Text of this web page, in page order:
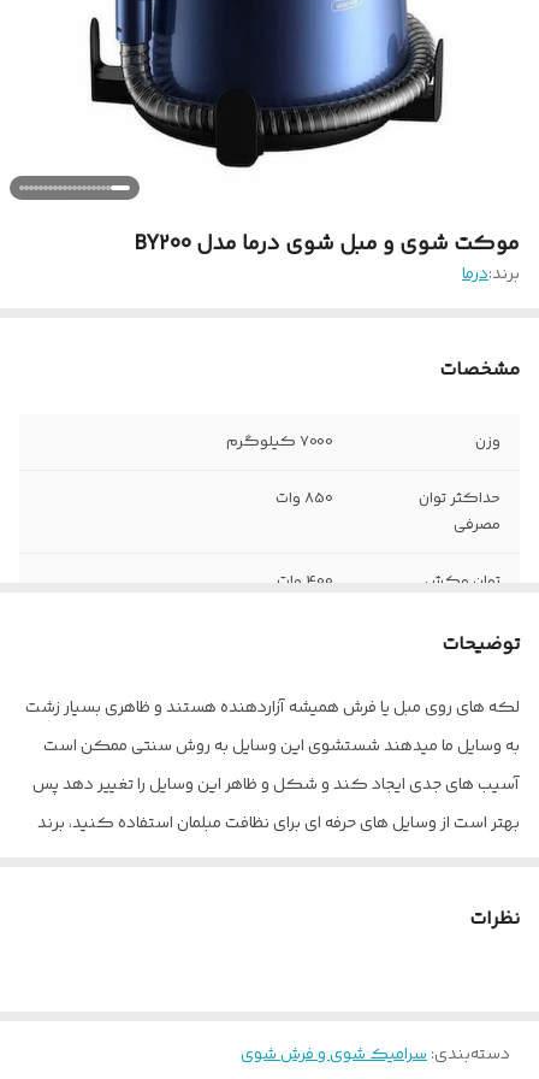
موکت شوی و مبل شوی درما مدل BY200
برند:درما
مشخصات
وزن 7000 کیلوگرم
حداکثر توان
مصرفی
850 وات
توان مکش 400 وات
ابعاد
توضیحات
لکه های روی مبل یا فرش همیشه آزاردهنده هستند و ظاهری بسیار زشت
به وسایل ما میدهند شستشوی این وسایل به روش سنتی ممکن است
آسیب های جدی ایجاد کند و شکل و ظاهر این وسایل را تغییر دهد پس
بهتر است از وسایل های حرفه ای برای نظافت مبلمان استفاده کنید، برند
بالا را دارد که لکه‌های بزرگ را نیز به خوبی تمیز می‌کند.فناوری
نظرات
دسته‌بندی:سرامیک شوی و فرش شوی